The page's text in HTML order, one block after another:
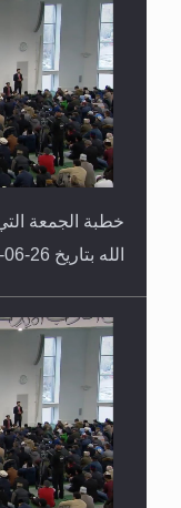
خطبة الجمعة
الله بتاريخ 26-06-2026